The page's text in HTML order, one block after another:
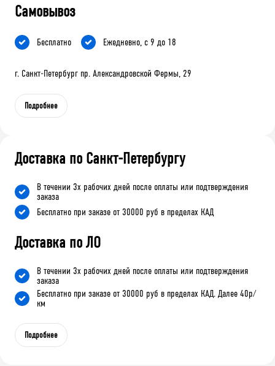
Самовывоз
Бесплатно Ежедневно, с 9 до 18
г. Санкт-Петербург пр. Александровской Фермы, 29
Подробнее
Доставка по Санкт-Петербургу
В течении 3х рабочих дней после оплаты или подтверждения
заказа
Бесплатно при заказе от 30000 руб в пределах КАД
Доставка по ЛО
В течении 3х рабочих дней после оплаты или подтверждения
заказа
Бесплатно при заказе от 30000 руб в пределах КАД. Далее 40р/
км
Подробнее